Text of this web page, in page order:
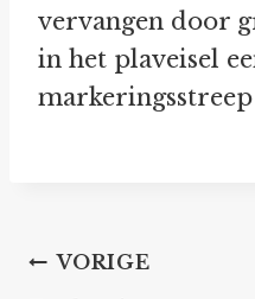
vervangen door
in het plaveisel
Bericht
VORIGE